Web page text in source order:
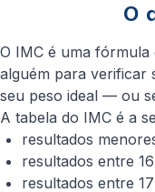
O
O IMC é uma fórmula
alguém para verificar
seu peso ideal — ou
A tabela do IMC é a
resultados
resultados entre
resultados entre